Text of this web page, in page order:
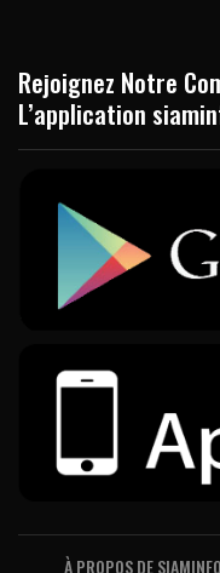
Rejoignez Notre
L’application
À PROPOS DE